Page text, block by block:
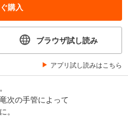
購入
ブラウザ試し読み
アプリ試し読みはこちら
次の手管によって
。